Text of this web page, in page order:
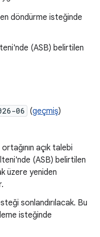
döndürme isteğinde
(ASB) belirtilen
06 (geçmiş)
açık talebi
(ASB) belirtilen
üzere yeniden
sonlandırılacak. Bu
isteğinde